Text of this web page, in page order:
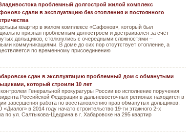
проблемный долгострой жилой комплекс
сдали в эксплуатацию без отопления и постоянного
квартир в жилом комплексе «Сафонов», который был
признан проблемным долгостроем и достраивался за счёт
дольщиков, столкнулись с очередными сложностями –
коммуникациями. В доме до сих пор отсутствует отопление, а
по временному присоединению
сдан в эксплуатацию проблемный дом с обманутыми
который строили 10 лет
Генеральной прокуратуры России во исполнение поручения
Российской Федерации в дальневосточных регионах находится в
завершения работа по восстановлению прав обманутых дольщиков.
в 2014 году начато строительство 19-ти этажного 2-х
по ул. Салтыкова-Щедрина в г. Хабаровске на 295 квартир